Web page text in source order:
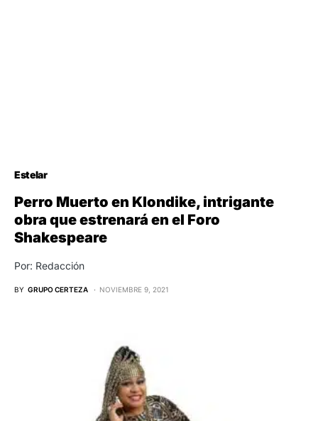
Estelar
Perro Muerto en Klondike, intrigante
obra que estrenará en el Foro
Shakespeare
Por: Redacción
BY GRUPO CERTEZA NOVIEMBRE 9, 2021